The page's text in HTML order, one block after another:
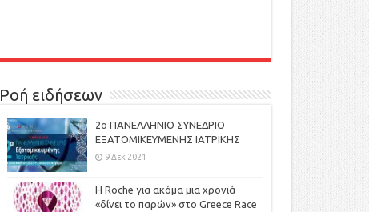
Ροή ειδήσεων
2ο ΠΑΝΕΛΛΗΝΙΟ ΣΥΝΕΔΡΙΟ
ΕΞΑΤΟΜΙΚΕΥΜΕΝΗΣ ΙΑΤΡΙΚΗΣ
9 Δεκ 2021
H Roche για ακόμα μια χρονιά
«δίνει το παρών» στο Greece Race